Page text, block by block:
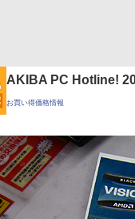
AKIBA PC Hotline!
お買い得価格情報